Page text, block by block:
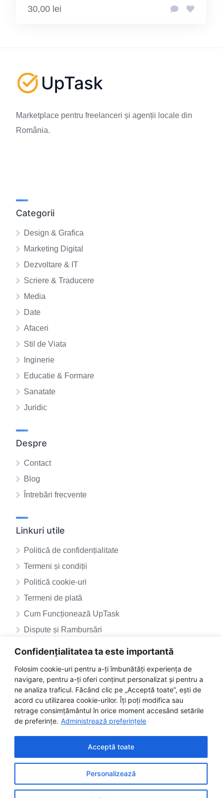
Confidențialitatea ta este importantă
Folosim cookie-uri pentru a-ți îmbunătăți experiența de
navigare, pentru a-ți oferi conținut personalizat și pentru a
ne analiza traficul. Făcând clic pe „Acceptă toate”, ești de
acord cu utilizarea cookie-urilor. Îți poți modifica sau
retrage consimțământul în orice moment accesând setările
de preferințe. Administrează preferințele
Personalizează
Acceptă toate
30,00 lei
Marketplace pentru freelanceri și agenții locale din
România.
Categorii
Design & Grafica
Marketing Digital
Dezvoltare & IT
Scriere & Traducere
Media
Date
Afaceri
Stil de Viata
Inginerie
Educatie & Formare
Sanatate
Juridic
Despre
Contact
Blog
Întrebări frecvente
Linkuri utile
Politică de confidențialitate
Termeni și condiții
Politică cookie-uri
Termeni de plată
Cum Funcționează UpTask
Dispute și Rambursări
©2025 uptask.ro | Toate drepturile rezervate